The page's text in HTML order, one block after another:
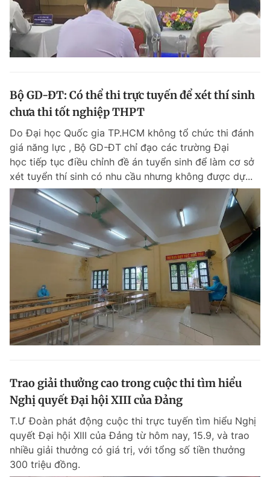
Bộ GD-ĐT: Có thể thi trực tuyến để xét thí sinh
chưa thi tốt nghiệp THPT
Do Đại học Quốc gia TP.HCM không tổ chức thi đánh
giá năng lực , Bộ GD-ĐT chỉ đạo các trường Đại
học tiếp tục điều chỉnh đề án tuyển sinh để làm cơ sở
xét tuyển thí sinh có nhu cầu nhưng không được dự...
Trao giải thưởng cao trong cuộc thi tìm hiểu
Nghị quyết Đại hội XIII của Đảng
T.Ư Đoàn phát động cuộc thi trực tuyến tìm hiểu Nghị
quyết Đại hội XIII của Đảng từ hôm nay, 15.9, và trao
nhiều giải thưởng có giá trị, với tổng số tiền thưởng
300 triệu đồng.